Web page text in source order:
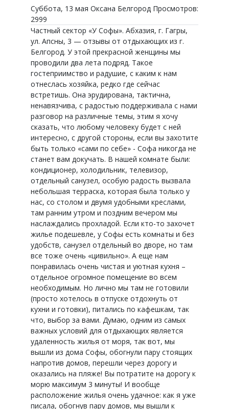
Суббота, 13 мая Оксана Белгород Просмотров:
2999
Частный сектор «У Софы». Абхазия, г. Гагры,
ул. Апсны, 3 — отзывы от отдыхающих из г.
Белгород. У этой прекрасной женщины мы
проводили два лета подряд. Такое
гостеприимство и радушие, с каким к нам
отнеслась хозяйка, редко где сейчас
встретишь. Она эрудирована, тактична,
ненавязчива, с радостью поддерживала с нами
разговор на различные темы, этим я хочу
сказать, что любому человеку будет с ней
интересно, с другой стороны, если вы захотите
быть только «сами по себе» - Софа никогда не
станет вам докучать. В нашей комнате были:
кондиционер, холодильник, телевизор,
отдельный санузел, особую радость вызвала
небольшая терраска, которая была только у
нас, со столом и двумя удобными креслами,
там ранним утром и поздним вечером мы
наслаждались прохладой. Если кто-то захочет
жилье подешевле, у Софы есть комнаты и без
удобств, санузел отдельный во дворе, но там
все тоже очень «цивильно». А еще нам
понравилась очень чистая и уютная кухня –
отдельное огромное помещение во всем
необходимым. Но лично мы там не готовили
(просто хотелось в отпуске отдохнуть от
кухни и готовки), питались по кафешкам, так
что, выбор за вами. Думаю, одним из самых
важных условий для отдыхающих является
удаленность жилья от моря, так вот, мы
вышли из дома Софы, обогнули пару стоящих
напротив домов, перешли через дорогу и
оказались на пляже! Вы потратите на дорогу к
морю максимум 3 минуты! И вообще
расположение жилья очень удачное: как я уже
писала, обогнув пару домов, мы вышли к